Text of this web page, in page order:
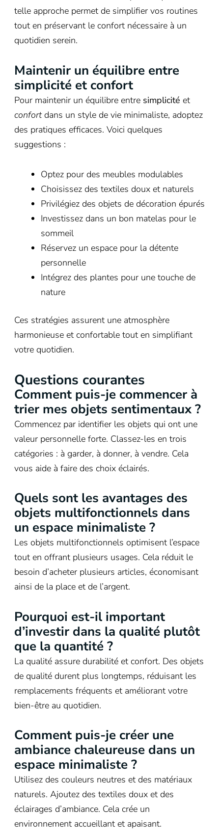
telle approche permet de simplifier vos routines
tout en préservant le confort nécessaire à un
quotidien serein.
Maintenir un équilibre entre
simplicité et confort
Pour maintenir un équilibre entre simplicité et
confortdans un style de vie minimaliste, adoptez
des pratiques efficaces. Voici quelques
suggestions :
Optez pour des meubles modulables
Choisissez des textiles doux et naturels
Privilégiez des objets de décoration épurés
Investissez dans un bon matelas pour le
sommeil
Réservez un espace pour la détente
personnelle
Intégrez des plantes pour une touche de
nature
Ces stratégies assurent une atmosphère
harmonieuse et confortable tout en simplifiant
votre quotidien.
Questions courantes
Comment puis-je commencer à
trier mes objets sentimentaux ?
Commencez par identifier les objets qui ont une
valeur personnelle forte. Classez-les en trois
catégories : à garder, à donner, à vendre. Cela
vous aide à faire des choix éclairés.
Quels sont les avantages des
objets multifonctionnels dans
un espace minimaliste ?
Les objets multifonctionnels optimisent l’espace
tout en offrant plusieurs usages. Cela réduit le
besoin d’acheter plusieurs articles, économisant
ainsi de la place et de l’argent.
Pourquoi est-il important
d’investir dans la qualité plutôt
que la quantité ?
La qualité assure durabilité et confort. Des objets
de qualité durent plus longtemps, réduisant les
remplacements fréquents et améliorant votre
bien-être au quotidien.
Comment puis-je créer une
ambiance chaleureuse dans un
espace minimaliste ?
Utilisez des couleurs neutres et des matériaux
naturels. Ajoutez des textiles doux et des
éclairages d’ambiance. Cela crée un
environnement accueillant et apaisant.